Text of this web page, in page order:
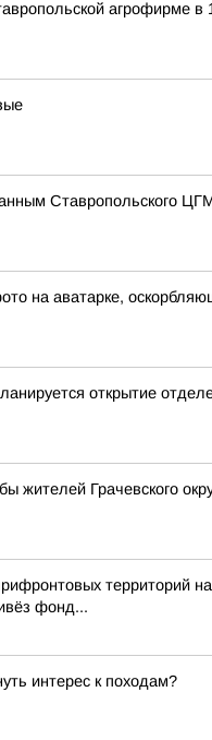
агрофирме в
Ставропольского
на аватарке,
открытие
жителей Грачевского
территорий
фонд...
интерес к походам?